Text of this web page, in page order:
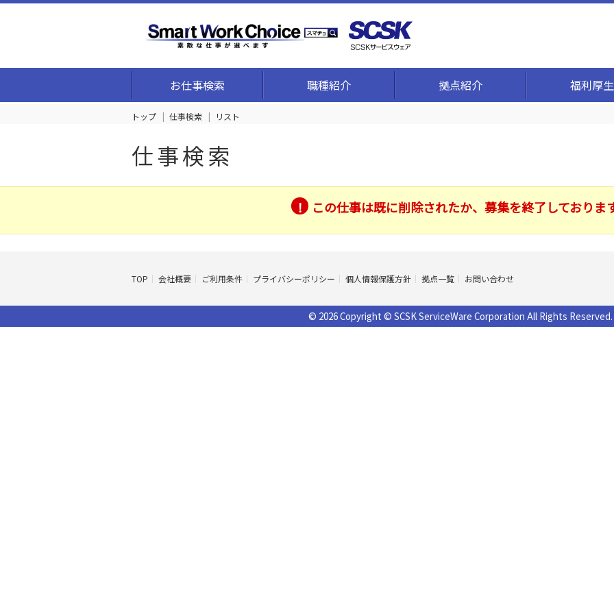
お仕事検索 職種紹介 拠点紹介 福利厚生
トップ 仕事検索 リスト
仕事検索
この仕事は既に削除されたか、募集を終了しておりま
TOP 会社概要 ご利用条件 プライバシーポリシー 個人情報保護方針 拠点一覧 お問い合わせ
© 2026 Copyright © SCSK ServiceWare Corporation All Rights Reserved.